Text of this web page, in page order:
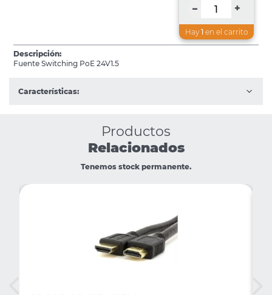
– +
Hay 1en el carrito
Descripción:
Fuente Switching PoE 24V1.5
Características:
Productos
Relacionados
Tenemos stock permanente.